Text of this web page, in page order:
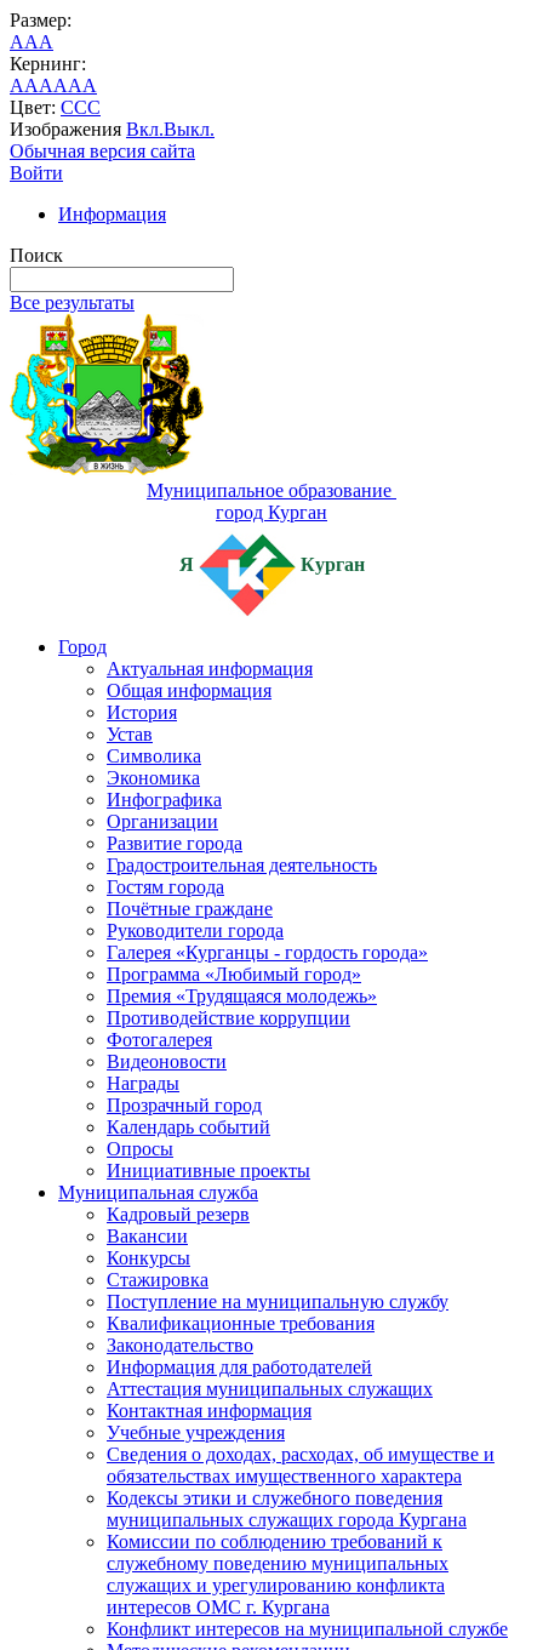
Размер:
AAA
Кернинг:
AAAAAA
Цвет: CCC
Изображения Вкл.Выкл.
Обычная версия сайта
Войти
Информация
Поиск
Все результаты
Муниципальное образование
город Курган
Я Курган
Город
Актуальная информация
Общая информация
История
Устав
Символика
Экономика
Инфографика
Организации
Развитие города
Градостроительная деятельность
Гостям города
Почётные граждане
Руководители города
Галерея «Курганцы - гордость города»
Программа «Любимый город»
Премия «Трудящаяся молодежь»
Противодействие коррупции
Фотогалерея
Видеоновости
Награды
Прозрачный город
Календарь событий
Опросы
Инициативные проекты
Муниципальная служба
Кадровый резерв
Вакансии
Конкурсы
Стажировка
Поступление на муниципальную службу
Квалификационные требования
Законодательство
Информация для работодателей
Аттестация муниципальных служащих
Контактная информация
Учебные учреждения
Сведения о доходах, расходах, об имуществе и
обязательствах имущественного характера
Кодексы этики и служебного поведения
муниципальных служащих города Кургана
Комиссии по соблюдению требований к
служебному поведению муниципальных
служащих и урегулированию конфликта
интересов ОМС г. Кургана
Конфликт интересов на муниципальной службе